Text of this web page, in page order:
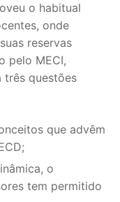
o habitual
onde
reservas
pelo MECI,
três questões
que advêm
o
tem permitido